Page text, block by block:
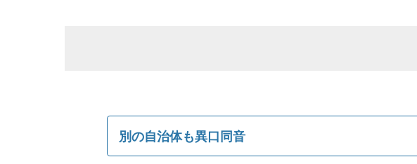
別の自治体も異口同音